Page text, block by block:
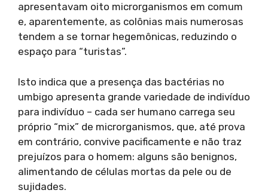
apresentavam oito microrganismos em comum
e, aparentemente, as colônias mais numerosas
tendem a se tornar hegemônicas, reduzindo o
espaço para “turistas”.
Isto indica que a presença das bactérias no
umbigo apresenta grande variedade de indivíduo
para indivíduo – cada ser humano carrega seu
próprio “mix” de microrganismos, que, até prova
em contrário, convive pacificamente e não traz
prejuízos para o homem: alguns são benignos,
alimentando de células mortas da pele ou de
sujidades.